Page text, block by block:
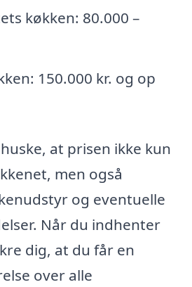
køkken: 80.000 –
150.000 kr. og op
at prisen ikke kun
men også
og eventuelle
Når du indhenter
dig, at du får en
over alle